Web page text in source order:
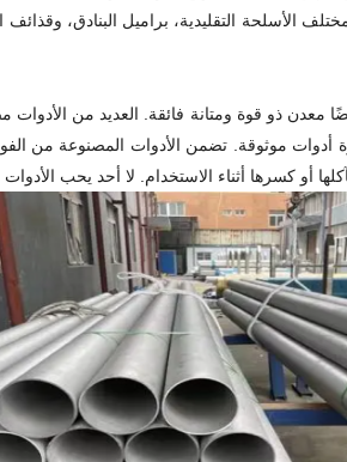
الأسلحة التقليدية، براميل البنادق، وقذائف
معدن ذو قوة ومتانة فائقة. العديد من الأدوات
موثوقة. تضمن الأدوات المصنوعة من